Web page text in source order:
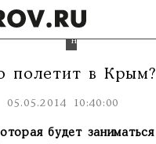
не
найден
полетит в Крым?
05.05.2014 10:40:00
будет заниматься